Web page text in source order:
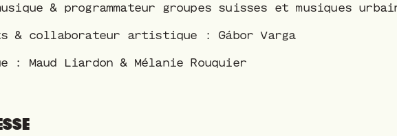
& programmateur groupes suisses et musiques
& collaborateur artistique : Gábor Varga
Maud Liardon & Mélanie Rouquier